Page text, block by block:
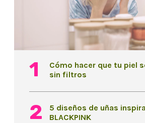
Cómo hacer que tu piel
sin filtros
5 diseños de uñas
BLACKPINK